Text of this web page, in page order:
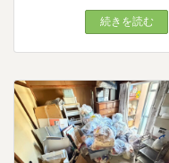
続きを読む